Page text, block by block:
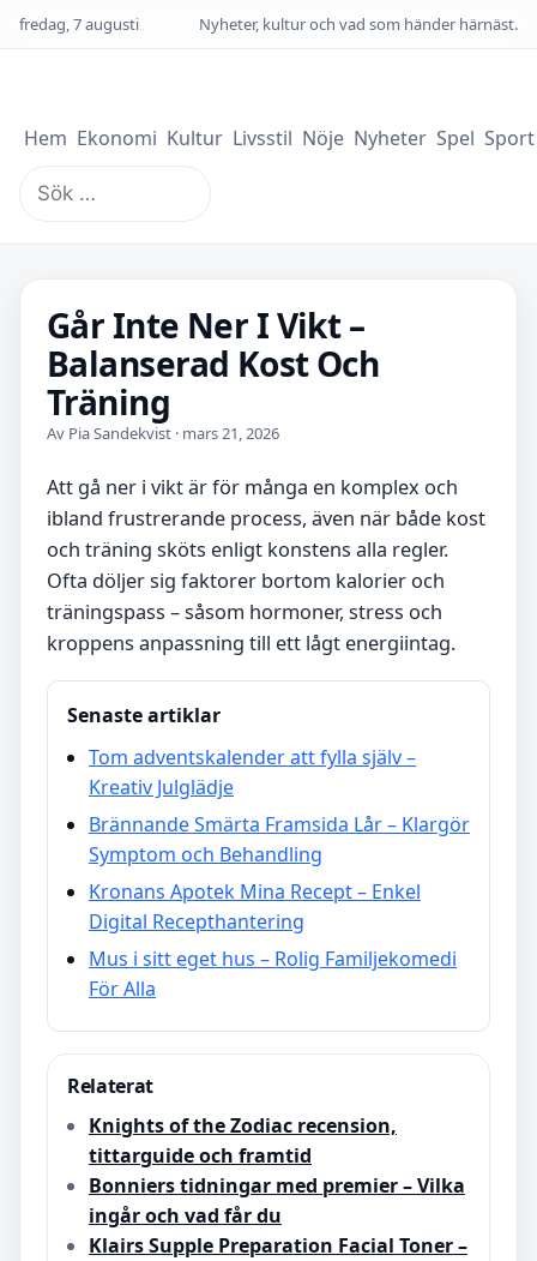
fredag, 7 augusti Nyheter, kultur och vad som händer härnäst.
Hem Ekonomi Kultur Livsstil Nöje Nyheter Spel Sport
Sök
efter:
Går Inte Ner I Vikt –
Balanserad Kost Och
Träning
Av Pia Sandekvist · mars 21, 2026
Att gå ner i vikt är för många en komplex och
ibland frustrerande process, även när både kost
och träning sköts enligt konstens alla regler.
Ofta döljer sig faktorer bortom kalorier och
träningspass – såsom hormoner, stress och
kroppens anpassning till ett lågt energiintag.
Senaste artiklar
Tom adventskalender att fylla själv –
Kreativ Julglädje
Brännande Smärta Framsida Lår – Klargör
Symptom och Behandling
Kronans Apotek Mina Recept – Enkel
Digital Recepthantering
Mus i sitt eget hus – Rolig Familjekomedi
För Alla
Relaterat
Knights of the Zodiac recension,
tittarguide och framtid
Bonniers tidningar med premier – Vilka
ingår och vad får du
Klairs Supple Preparation Facial Toner –